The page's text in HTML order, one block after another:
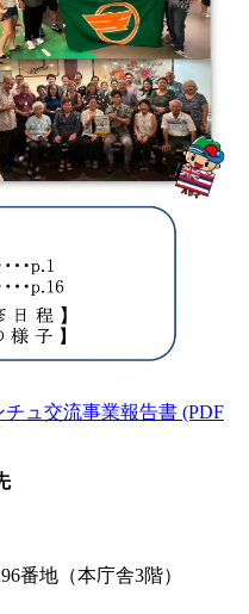
ュ交流事業報告書 (PDF
番地（本庁舎3階）